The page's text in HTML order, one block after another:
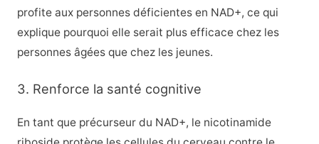
profite aux personnes déficientes en NAD+, ce qui
explique pourquoi elle serait plus efficace chez les
personnes âgées que chez les jeunes.
3. Renforce la santé cognitive
En tant que précurseur du NAD+, le nicotinamide